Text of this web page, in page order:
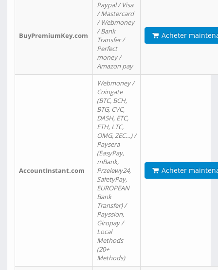
BuyPremiumKey.com
Paypal / Visa
/ Mastercard
/ Webmoney
/ Bank
Transfer /
Perfect
money /
Amazon pay
Acheter
AccountInstant.com
Webmoney /
Coingate
(BTC, BCH,
BTG, CVC,
DASH, ETC,
ETH, LTC,
OMG, ZEC…) /
Paysera
(EasyPay,
mBank,
Przelewy24,
SafetyPay,
EUROPEAN
Bank
Transfer) /
Payssion,
Giropay /
Local
Methods
(20+
Methods)
Acheter